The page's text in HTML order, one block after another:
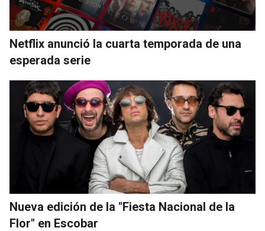
Netflix anunció la cuarta temporada de una
esperada serie
Nueva edición de la "Fiesta Nacional de la
Flor" en Escobar